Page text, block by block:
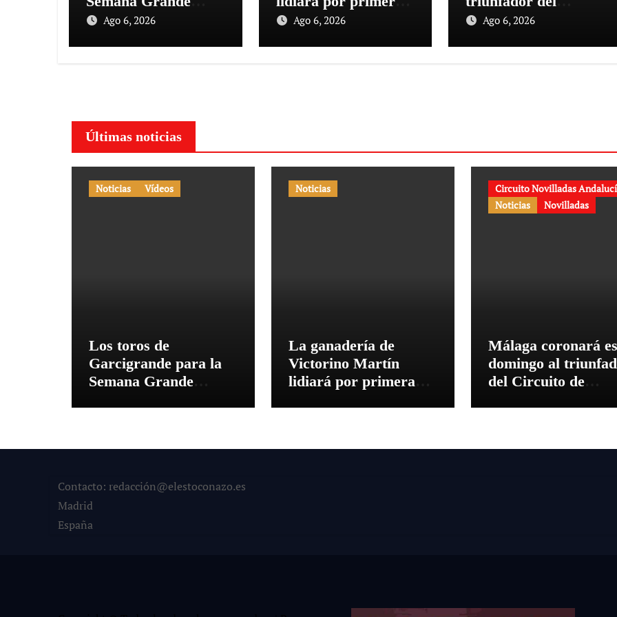
Donostiarra
Ago 6, 2026
vez en la Plaza de
Ago 6, 2026
Circuito de
Ago 6, 2026
Últimas noticias
Noticias Vídeos
Los toros de
Garcigrande para la
Semana Grande
Noticias
La ganadería de
Victorino Martín
lidiará por primera
conmemorativa de su
Circuito Novilladas
Noticias
Novilladas
Málaga coronará
domingo al
del Circuito de
Contacto: redacción@elestoconazo.es
Madrid
España